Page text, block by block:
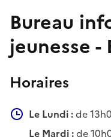
Bureau
jeunesse -
Horaires
Le Lundi :de
Le Mardi :de